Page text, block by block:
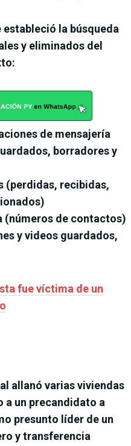
estableció la búsqueda
y eliminados del
de mensajería
borradores y
(perdidas, recibidas,
(números de contactos)
y videos guardados,
fue víctima de un
allanó varias viviendas
a un precandidato a
presunto líder de un
y transferencia